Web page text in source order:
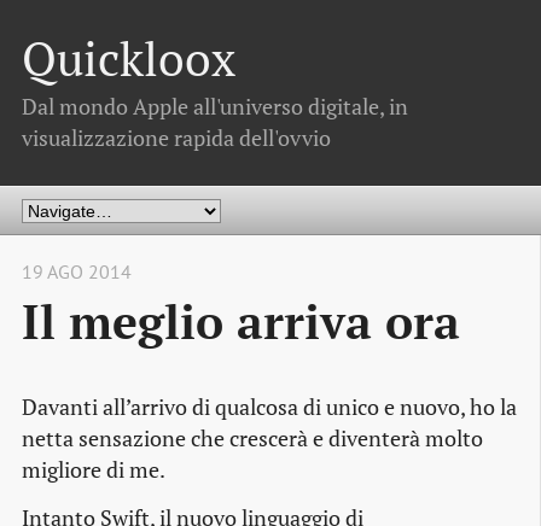
Quickloox
Dal mondo Apple all'universo digitale, in
visualizzazione rapida dell'ovvio
19 AGO 2014
Il meglio arriva ora
Davanti all’arrivo di qualcosa di unico e nuovo, ho la
netta sensazione che crescerà e diventerà molto
migliore di me.
Intanto Swift, il nuovo linguaggio di